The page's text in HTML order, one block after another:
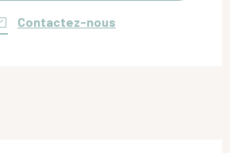
Contactez-nous